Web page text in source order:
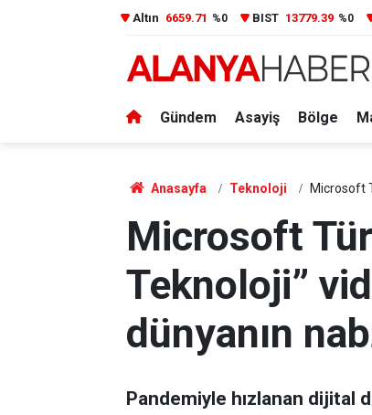
Altın 6659.71 %0 BIST 13779.39 %0
Gündem Asayiş Bölge
Anasayfa Teknoloji Microsoft
Microsoft
Teknoloji”
dünyanın
Pandemiyle hızlanan